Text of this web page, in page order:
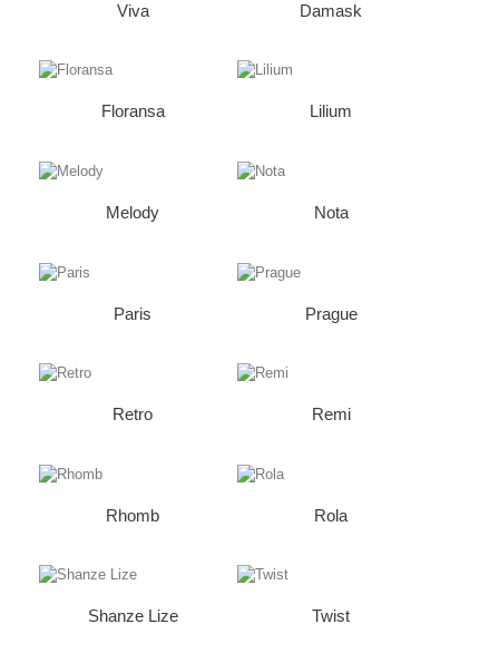
Viva Damask
Floransa Lilium
Melody Nota
Paris Prague
Retro Remi
Rhomb Rola
Shanze Lize Twist